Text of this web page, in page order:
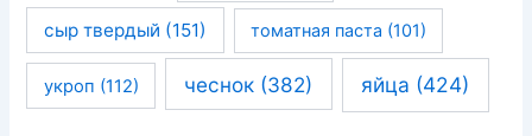
сыр твердый (151) томатная паста (101)
укроп (112) чеснок (382) яйца (424)